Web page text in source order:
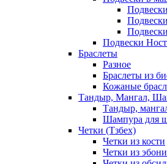
Подвески
Браслеты
Разное
Браслеты из
Кожаные
Тандыр, Мангал,
Тандыр,
Шампура для
Четки (Тзбех)
Четки из кости
Четки из